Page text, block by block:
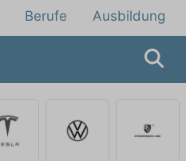
Berufe Ausbildung